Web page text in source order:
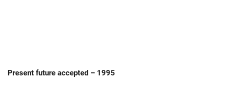
Present future accepted – 1995